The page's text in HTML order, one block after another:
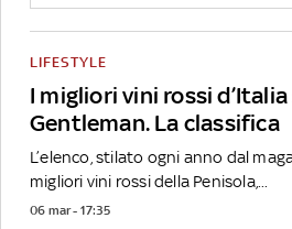
I migliori vini rossi
Gentleman. La classifica
LIFESTYLE
L’elenco, stilato ogni anno dal
migliori vini rossi della Penisola,...
06 mar - 17:35